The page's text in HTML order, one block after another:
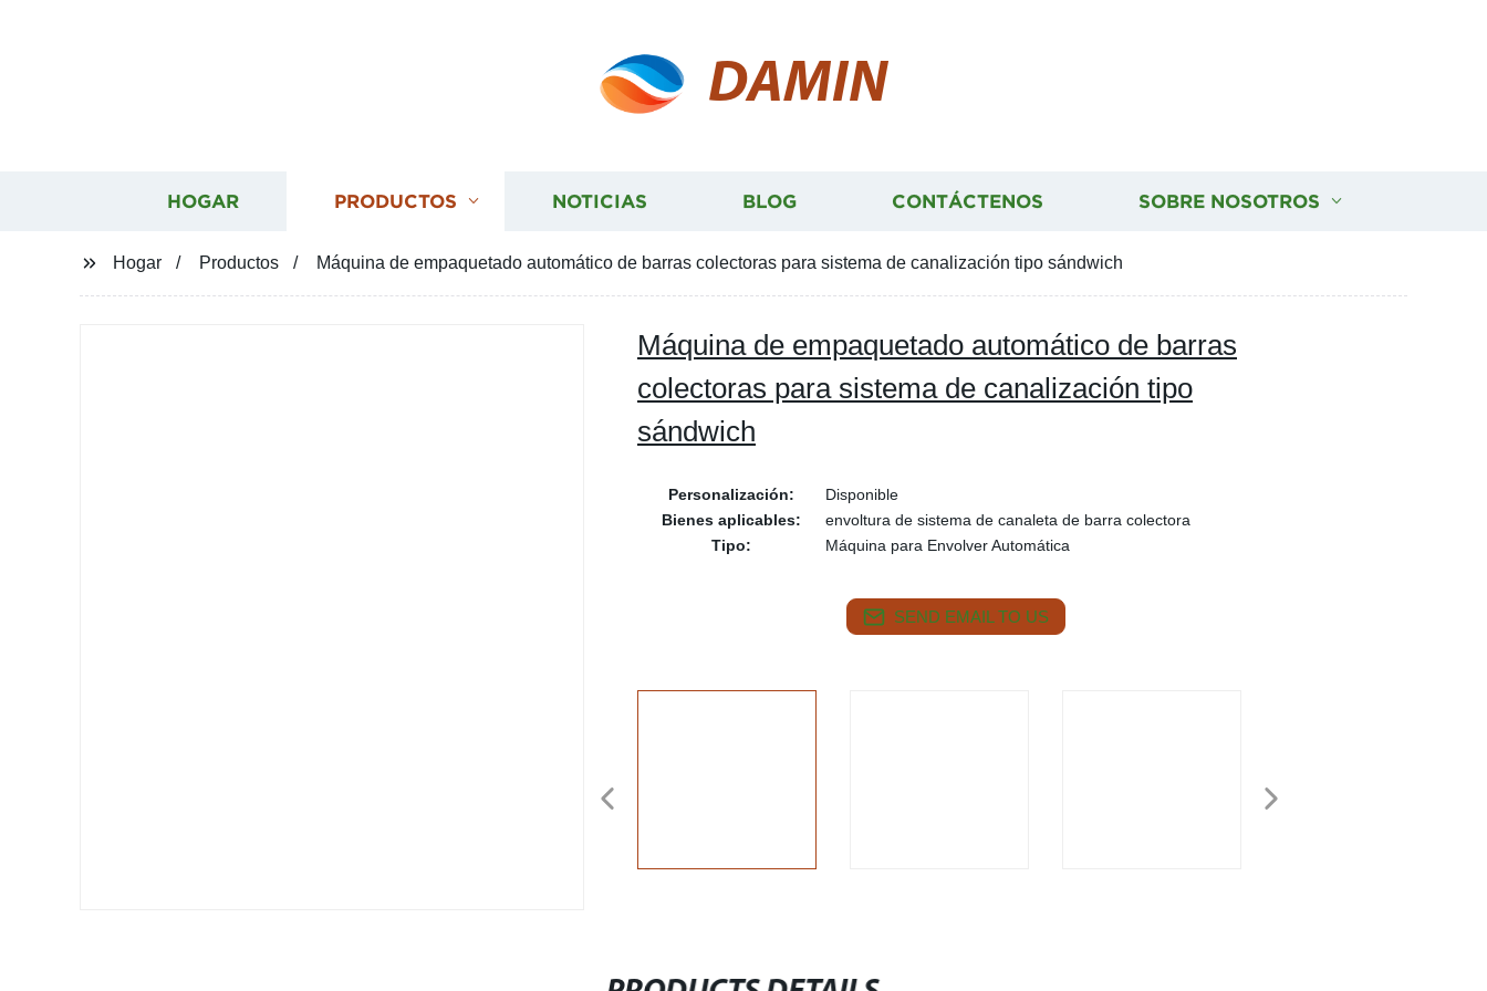
DAMIN
HOGAR PRODUCTOS NOTICIAS BLOG CONTÁCTENOS SOBRE NOSOTROS
Hogar Productos Máquina de empaquetado automático de barras colectoras para sistema de canalización tipo sándwich
Máquina de empaquetado automático de barras
colectoras para sistema de canalización tipo
sándwich
Personalización:
Disponible
Bienes aplicables:
envoltura de sistema de canaleta de barra colectora
Tipo:
Máquina para Envolver Automática
SEND EMAIL TO US